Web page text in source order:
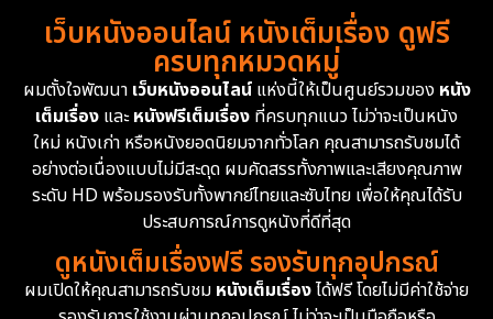
Detective สืบสวน
Disney+ 4
Documentary สารคดี 94
Drama ดราม่า
Dystopian 16
1983
1982
1981
1974
1962
เว็บหนังออนไลน์ หนังเต็มเรื่อง ดูฟรี
ครบทุกหมวดหมู่
ผมตั้งใจพัฒนา เว็บหนังออนไลน์แห่งนี้ให้เป็นศูนย์รวมของ หนัง
เต็มเรื่อง และหนังฟรีเต็มเรื่อง ที่ครบทุกแนว ไม่ว่าจะเป็นหนัง
ใหม่ หนังเก่า หรือหนังยอดนิยมจากทั่วโลก คุณสามารถรับชมได้
อย่างต่อเนื่องแบบไม่มีสะดุด ผมคัดสรรทั้งภาพและเสียงคุณภาพ
ระดับ HD พร้อมรองรับทั้งพากย์ไทยและซับไทย เพื่อให้คุณได้รับ
ประสบการณ์การดูหนังที่ดีที่สุด
ดูหนังเต็มเรื่องฟรี รองรับทุกอุปกรณ์
ผมเปิดให้คุณสามารถรับชม หนังเต็มเรื่องได้ฟรี โดยไม่มีค่าใช้จ่าย